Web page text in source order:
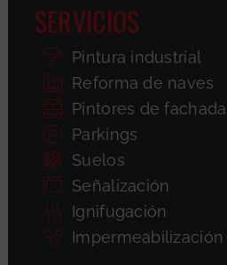
SERVICIOS
Pintura industrial
Reforma de naves
Pintores de
Parkings
Suelos
Señalización
Ignifugación
Impermeabilización